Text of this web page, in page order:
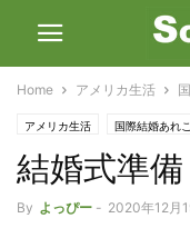
Home アメリカ生活
アメリカ生活 国際結婚あれ
結婚式準備
By よっぴー - 2020年12月